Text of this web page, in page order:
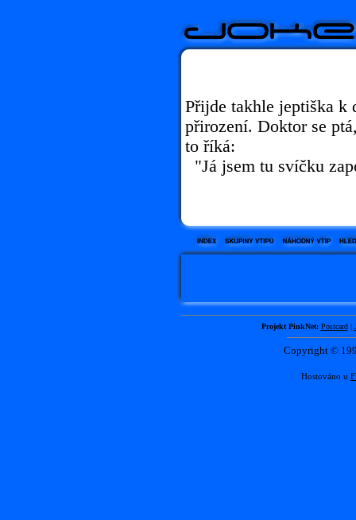
Přijde takhle jeptiška k
přirození. Doktor se
to říká:
"Já jsem tu svíčku
Projekt PinkNet: Postcard|
Copyright ©
Hostováno u